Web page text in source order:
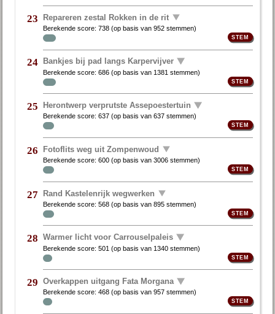
23 Repareren zestal Rokken in de rit
Berekende score:738 (op basis van952 stemmen)
24 Bankjes bij pad langs Karpervijver
Berekende score:686 (op basis van 1381 stemmen)
25 Herontwerp verprutste Assepoestertuin
Berekende score:637 (op basis van637 stemmen)
26 Fotoflits weg uit Zompenwoud
Berekende score:600 (op basis van3006 stemmen)
27 Rand Kastelenrijk wegwerken
Berekende score:568 (op basis van895 stemmen)
28 Warmer licht voor Carrouselpaleis
Berekende score:501 (op basis van 1340 stemmen)
29 Overkappen uitgang Fata Morgana
Berekende score:468 (op basis van957 stemmen)